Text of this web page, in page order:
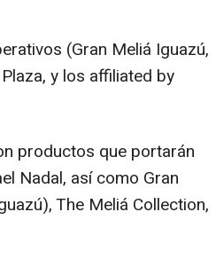
(Gran Meliá Iguazú,
y los affiliated by
productos que portarán
Nadal, así como Gran
The Meliá Collection,